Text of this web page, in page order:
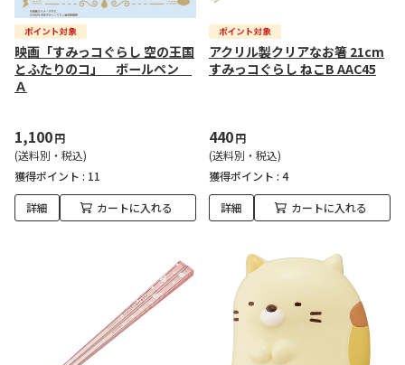
映画「すみっコぐらし 空の王国
とふたりのコ」 ボールペン
Ａ
1,100円
(送料別・税込)
獲得ポイント : 11
詳細 カートに入れる
アクリル製クリアなお箸 21cm
すみっコぐらし ねこB AAC45
440円
(送料別・税込)
獲得ポイント : 4
詳細 カートに入れる